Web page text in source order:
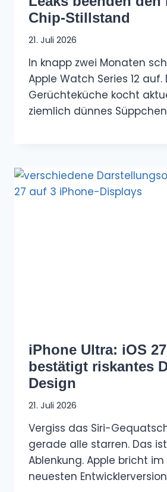
Chip-Stillstand
21. Juli 2026
In knapp zwei Monaten
Apple Watch Series 12 auf.
Gerüchteküche kocht
ziemlich dünnes
iPhone Ultra: iOS
bestätigt riskantes
Design
21. Juli 2026
Vergiss das Siri-
gerade alle starren. Das
Ablenkung. Apple bricht
neuesten